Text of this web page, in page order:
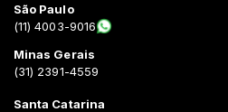
São Paulo
(11) 4003-9016
Minas Gerais
(31) 2391-4559
Santa Catarina